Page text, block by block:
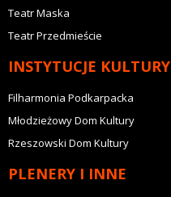
Teatr Maska
Teatr Przedmieście
INSTYTUCJE KULTURY
Filharmonia Podkarpacka
Młodzieżowy Dom Kultury
Rzeszowski Dom Kultury
PLENERY I INNE